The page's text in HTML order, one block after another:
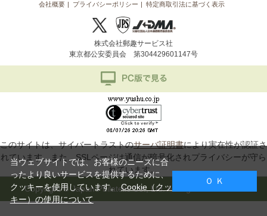
会社概要 プライバシーポリシー 特定商取引法に基づく表示
株式会社郵趣サービス社
東京都公安委員会 第304429601147号
このサイトは、サイバートラストのサーバ証明書により実在性が認証さ
れています。また、SSLページは通信が暗号化されプライバシーが守ら
れています。
Copyright © Japan Philatelic Co., Ltd. All Rights Reserved.
当ウェブサイトでは、お客様のニーズに合
ったより良いサービスを提供するために、
クッキーを使用しています。Cookie（クッ
キー）の使用について
Ｏ Ｋ